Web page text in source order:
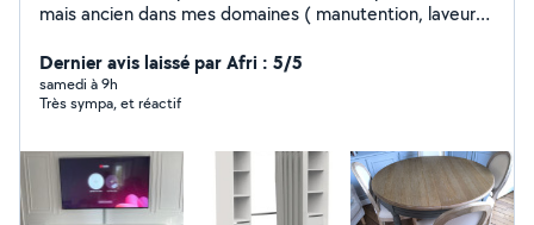
mais ancien dans mes domaines ( manutention, laveur
Homme fiable, respectueux ,sourire, dynamique et
Dernier avis laissé par Afri : 5/5
samedi à 9h
Très sympa, et réactif